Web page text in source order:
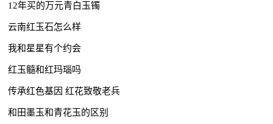
12年买的万元青白玉镯
云南红玉石怎么样
我和星星有个约会
红玉髓和红玛瑙吗
传承红色基因 红花致敬老兵
和田墨玉和青花玉的区别